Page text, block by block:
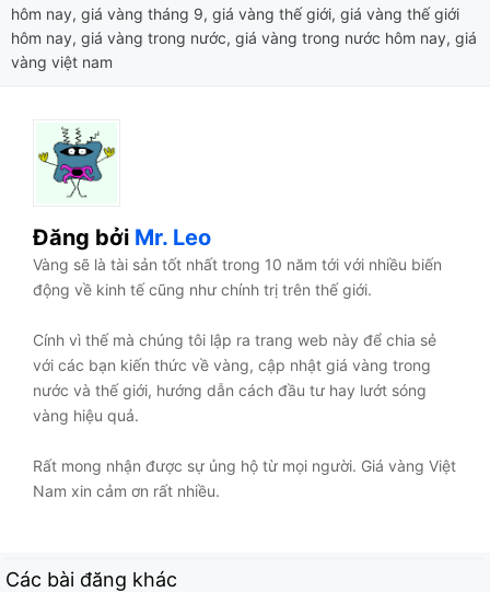
hôm nay, giá vàng tháng 9, giá vàng thế giới, giá vàng thế giới
hôm nay, giá vàng trong nước, giá vàng trong nước hôm nay, giá
vàng việt nam
Đăng bởi Mr. Leo
Vàng sẽ là tài sản tốt nhất trong 10 năm tới với nhiều biến
động về kinh tế cũng như chính trị trên thế giới.
Cính vì thế mà chúng tôi lập ra trang web này để chia sẻ
với các bạn kiến thức về vàng, cập nhật giá vàng trong
nước và thế giới, hướng dẫn cách đầu tư hay lướt sóng
vàng hiệu quả.
Rất mong nhận được sự ủng hộ từ mọi người. Giá vàng Việt
Nam xin cảm ơn rất nhiều.
Các bài đăng khác